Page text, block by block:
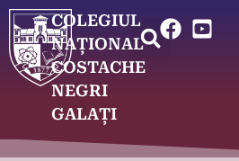
COLEGIUL
NAȚIONAL
COSTACHE
NEGRI
GALAȚI